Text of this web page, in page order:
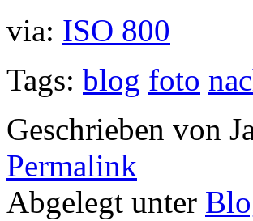
via: ISO 800
Tags: blog foto
Geschrieben von
Permalink
Abgelegt unter